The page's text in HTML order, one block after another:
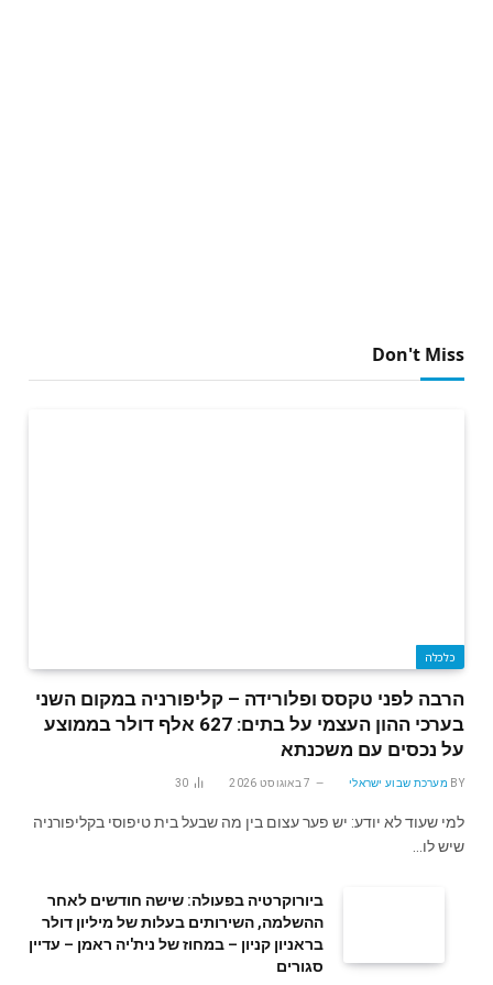
Don't Miss
כלכלה
הרבה לפני טקסס ופלורידה – קליפורניה במקום השני
בערכי ההון העצמי על בתים: 627 אלף דולר בממוצע
על נכסים עם משכנתא
BY מערכת שבוע ישראלי 7 באוגוסט 2026 30
למי שעוד לא יודע: יש פער עצום בין מה שבעל בית טיפוסי בקליפורניה
שיש לו…
ביורוקרטיה בפעולה: שישה חודשים לאחר
ההשלמה, השירותים בעלות של מיליון דולר
בראניון קניון – במחוז של נית'יה ראמן – עדיין
סגורים